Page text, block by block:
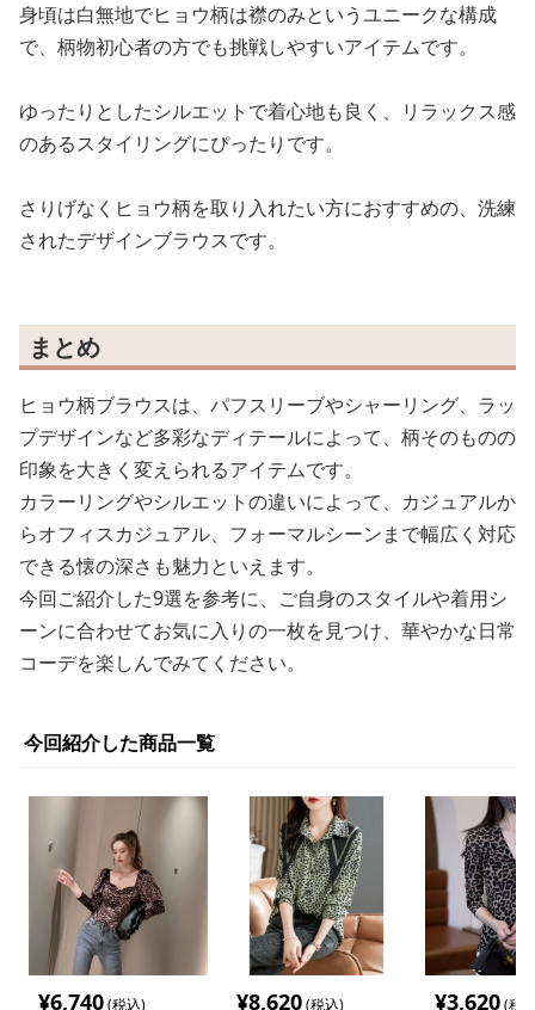
身頃は白無地でヒョウ柄は襟のみというユニークな構成
で、柄物初心者の方でも挑戦しやすいアイテムです。
ゆったりとしたシルエットで着心地も良く、リラックス感
のあるスタイリングにぴったりです。
さりげなくヒョウ柄を取り入れたい方におすすめの、洗練
されたデザインブラウスです。
まとめ
ヒョウ柄ブラウスは、パフスリーブやシャーリング、ラッ
プデザインなど多彩なディテールによって、柄そのものの
印象を大きく変えられるアイテムです。
カラーリングやシルエットの違いによって、カジュアルか
らオフィスカジュアル、フォーマルシーンまで幅広く対応
できる懐の深さも魅力といえます。
今回ご紹介した9選を参考に、ご自身のスタイルや着用シ
ーンに合わせてお気に入りの一枚を見つけ、華やかな日常
コーデを楽しんでみてください。
今回紹介した商品一覧
¥6,740(税込) ¥8,620(税込) ¥3,620(税